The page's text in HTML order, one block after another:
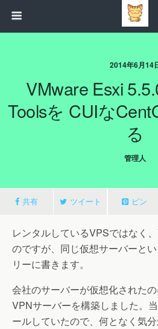
2014年6月14
VMware Esxi
Toolsを CUIな
る
管理人
共有 ツイート ピン
レンタルしているVPSではなく
のですが、同じ仮想サーバーと
リーに書きます。
会社のサーバーが仮想化された
VPNサーバーを構築しました。
ールしていたので、何となく気